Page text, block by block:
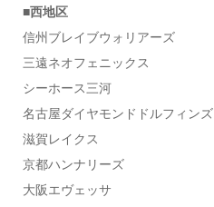
■西地区
信州ブレイブウォリアーズ
三遠ネオフェニックス
シーホース三河
名古屋ダイヤモンドドルフィンズ
滋賀レイクス
京都ハンナリーズ
大阪エヴェッサ